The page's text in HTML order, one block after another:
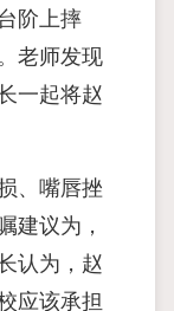
阶上摔
老师发现
一起将赵
、嘴唇挫
建议为，
认为，赵
应该承担